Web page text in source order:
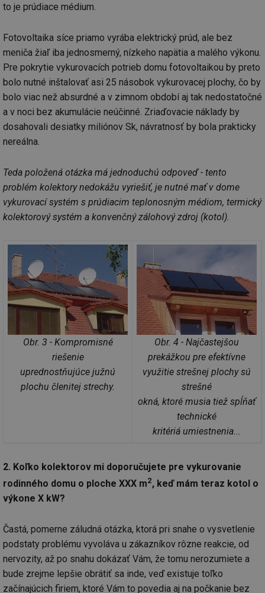
to je prúdiace médium.
Fotovoltaika síce priamo vyrába elektrický prúd, ale bez
meniča žiaľ iba jednosmerný, nízkeho napätia a malého výkonu.
Pre pokrytie vykurovacích potrieb domu fotovoltaikou by preto
bolo nutné inštalovať asi 25 násobok vykurovacej plochy, čo by
bolo viac než absurdné a v zimnom období aj tak nedostatočné
a v noci bez akumulácie neúčinné. Zriaďovacie náklady by
dosahovali desiatky miliónov Sk, návratnosť by bola prakticky
nereálna.
Teda položená otázka má jednoduchú odpoveď - tento
problém kolektory nedokážu vyriešiť, je nutné mať v dome
vykurovací systém s prúdiacim teplonosným médiom, termický
kolektorový systém a konvenčný zálohový zdroj (kotol).
Obr. 3 - Kompromisné
riešenie
uprednostňujúce južnú
plochu členitej strechy.
Obr. 4 - Najčastejšou
prekážkou pre efektívne
využitie strešnej plochy sú
strešné
okná, ktoré musia tiež spĺňať
technické
kritériá umiestnenia...
2. Koľko kolektorov mi doporučujete pre vykurovanie
rodinného domu o ploche XXX m2, keď mám teraz kotol o
výkone X kW?
Častá, pomerne záludná otázka, ktorá pri snahe o vysvetlenie
podstaty problému vyvoláva u zákazníkov rôzne reakcie, od
nervozity, až po snahu dokázať Vám, že tomu nerozumiete a
bude zrejme lepšie obrátiť sa inde, veď existuje toľko
začínajúcich firiem, ktoré Vám to povedia aj na počkanie bez